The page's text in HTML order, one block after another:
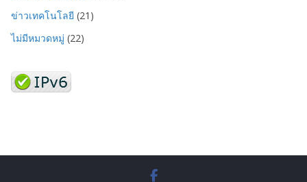
ข่าวเทคโนโลยี (21)
ไม่มีหมวดหมู่ (22)